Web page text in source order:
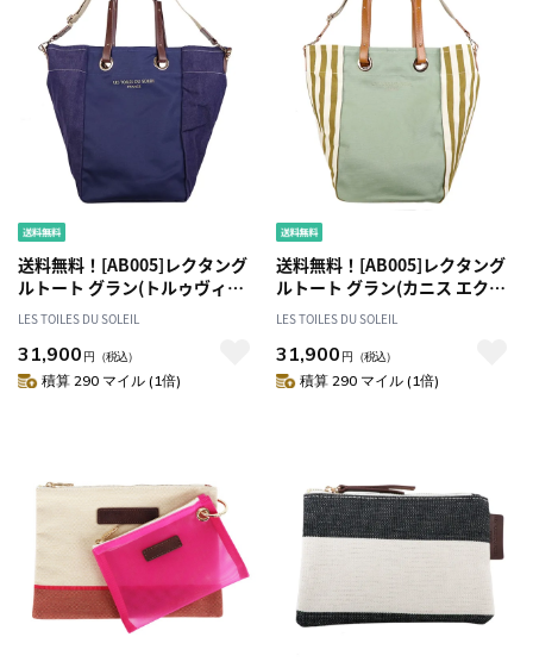
送料無料！[AB005]レクタング
ルトート グラン(トルゥヴィル
マリン グリ/TROUVILLE
Marine Gris) トートバッグ
LES TOILES DU SOLEIL
31,900 円 （税込）
積算 290 マイル (1倍)
送料無料！[AB005]レクタング
ルトート グラン(カニス エクリ
ュ ブロンズ/CANISSE Ecru
Bronze) トートバッグ
LES TOILES DU SOLEIL
31,900 円 （税込）
積算 290 マイル (1倍)